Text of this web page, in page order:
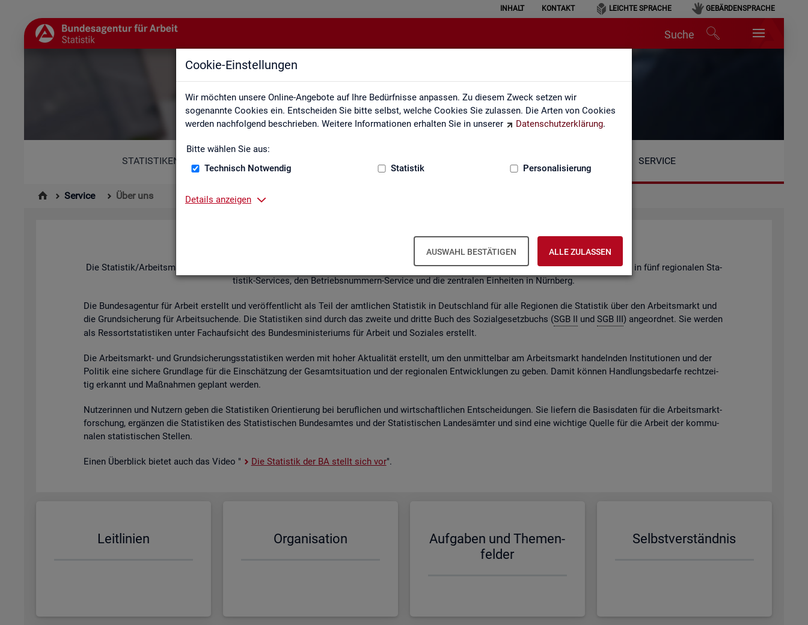
Cookie-Einstellungen
Wir möchten unsere Online-Angebote auf Ihre Bedürfnisse anpassen. Zu diesem Zweck setzen wir
sogenannte Cookies ein. Entscheiden Sie bitte selbst, welche Cookies Sie zulassen. Die Arten von Cookies
werden nachfolgend beschrieben. Weitere Informationen erhalten Sie in unserer
Datenschutzerklärung.
Bitte wählen Sie aus:
Technisch Notwendig
Statistik Personalisierung
Details anzeigen
AUSWAHL BESTÄTIGEN ALLE ZULASSEN
INHALT KONTAKT LEICHTE SPRACHE GEBÄRDENSPRACHE
Suche
Über uns
STATISTIKEN SERVICE
Service Über uns
Über uns
Die Sta­tis­tik/Ar­beits­markt­be­richt­erstat­tung der Bun­des­agen­tur für Ar­beit ist Teil der Bun­des­agen­tur für Ar­beit. Der Be­reich ist or­ga­ni­siert in fünf re­gio­na­len Sta­
tis­tik-Ser­vices, den Be­triebs­num­mern-Ser­vice und die zen­tra­len Ein­hei­ten in Nürn­berg.
Die Bun­des­agen­tur für Ar­beit er­stellt und ver­öf­fent­licht als Teil der amt­li­chen Sta­tis­tik in Deutsch­land für alle Re­gio­nen die Sta­tis­tik über den Ar­beits­markt und
die Grund­si­che­rung für Ar­beit­su­chen­de. Die Sta­tis­ti­ken sind durch das zwei­te und drit­te Buch des So­zi­al­ge­setz­buchs (SGB II und SGB III) an­ge­ord­net. Sie wer­den
als Res­sort­sta­tis­ti­ken unter Fach­auf­sicht des Bun­des­mi­nis­te­ri­ums für Ar­beit und So­zia­les er­stellt.
Die Ar­beits­markt- und Grund­si­che­rungs­sta­tis­ti­ken wer­den mit hoher Ak­tua­li­tät er­stellt, um den un­mit­tel­bar am Ar­beits­markt han­deln­den In­sti­tu­tio­nen und der
Po­li­tik eine si­che­re Grund­la­ge für die Ein­schät­zung der Ge­samt­si­tua­ti­on und der re­gio­na­len Ent­wick­lun­gen zu geben. Damit kön­nen Hand­lungs­be­dar­fe recht­zei­
tig er­kannt und Maß­nah­men ge­plant wer­den.
Nut­ze­rin­nen und Nut­zern geben die Sta­tis­ti­ken Ori­en­tie­rung bei be­ruf­li­chen und wirt­schaft­li­chen Ent­schei­dun­gen. Sie lie­fern die Ba­sis­da­ten für die Ar­beits­markt­
for­schung, er­gän­zen die Sta­tis­ti­ken des Sta­tis­ti­schen Bun­des­am­tes und der Sta­tis­ti­schen Lan­des­äm­ter und sind eine wich­ti­ge Quel­le für die Ar­beit der kom­mu­
na­len sta­tis­ti­schen Stel­len.
Einen Über­blick bie­tet auch das Video " Die Sta­tis­tik der BA stellt sich vor".
Leit­li­ni­en Or­ga­ni­sa­ti­on
Auf­ga­ben und The­men­
fel­der
Selbst­ver­ständ­nis